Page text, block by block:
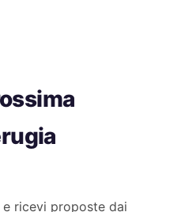
ricevi proposte dai